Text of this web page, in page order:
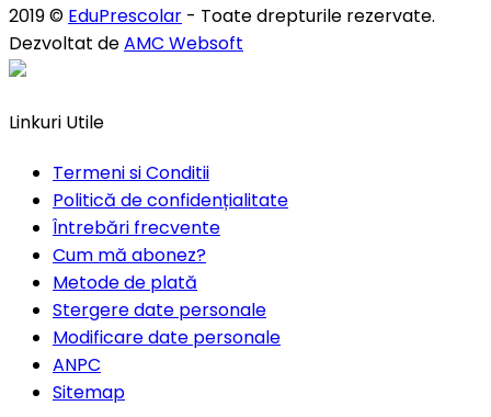
2019 © EduPrescolar - Toate drepturile rezervate.
Dezvoltat deAMC Websoft
Linkuri Utile
Termeni si Conditii
Politică de confidențialitate
Întrebări frecvente
Cum mă abonez?
Metode de plată
Stergere date personale
Modificare date personale
ANPC
Sitemap